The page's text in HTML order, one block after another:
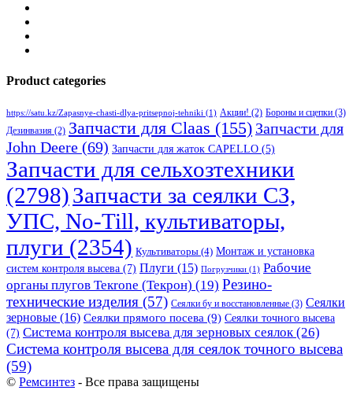
Product categories
https://satu.kz/Zapasnye-chasti-dlya-pritsepnoj-tehniki (1) Акции! (2) Бороны и сцепки (3)
Дезинвазия (2) Запчасти для Claas (155) Запчасти для
John Deere (69) Запчасти для жаток CAPELLO (5)
Запчасти для сельхозтехники
(2798)Запчасти за сеялки СЗ,
УПС, No-Till, культиваторы,
плуги (2354) Культиваторы (4) Монтаж и установка
систем контроля высева (7) Плуги (15) Погрузчики (1) Рабочие
органы плугов Текrоne (Текрон) (19) Резино-
технические изделия (57) Сеялки бу и восстановленные (3) Сеялки
зерновые (16) Сеялки прямого посева (9) Сеялки точного высева
(7) Система контроля высева для зерновых сеялок(26)
Система контроля высева для сеялок точного высева
(59)
© Ремсинтез - Все права защищены